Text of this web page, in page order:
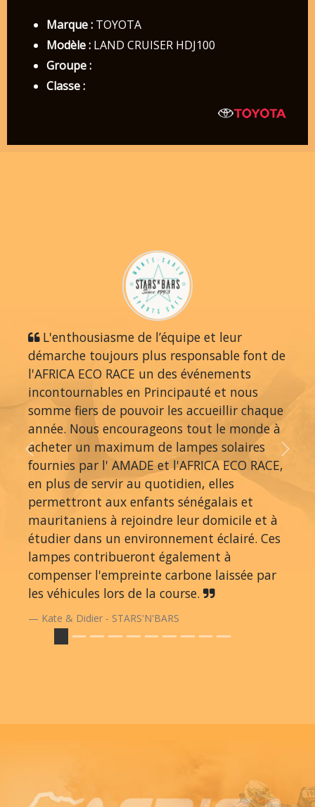
Marque :TOYOTA
Modèle :LAND CRUISER HDJ100
Groupe :
Classe :
L'enthousiasme de l’équipe et leur
démarche toujours plus responsable font de
l'AFRICA ECO RACE un des événements
incontournables en Principauté et nous
somme fiers de pouvoir les accueillir chaque
année. Nous encourageons tout le monde à
acheter un maximum de lampes solaires
fournies par l' AMADE et l'AFRICA ECO RACE,
en plus de servir au quotidien, elles
permettront aux enfants sénégalais et
mauritaniens à rejoindre leur domicile et à
étudier dans un environnement éclairé. Ces
lampes contribueront également à
compenser l'empreinte carbone laissée par
les véhicules lors de la course.
Kate & Didier - STARS'N'BARS
Previous Next